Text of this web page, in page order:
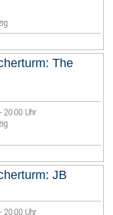
The
20:00 Uhr
JB
20:00 Uhr